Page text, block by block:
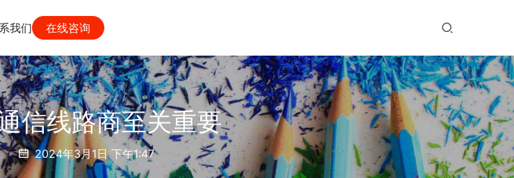
我们 在线咨询
信线路商至关重要
2024年3月1日 下午1:47